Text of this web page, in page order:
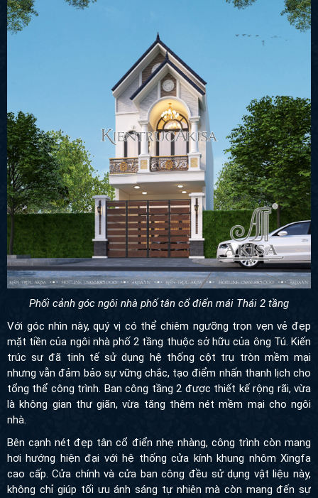
Phối cảnh góc ngôi nhà phố tân cổ điển mái Thái 2 tầng
Với góc nhìn này, quý vị có thể chiêm ngưỡng trọn vẹn vẻ đẹp
mặt tiền của ngôi nhà phố 2 tầng thuộc sở hữu của ông Tú. Kiến
trúc sư đã tinh tế sử dụng hệ thống cột trụ tròn mềm mại
nhưng vẫn đảm bảo sự vững chắc, tạo điểm nhấn thanh lịch cho
tổng thể công trình. Ban công tầng 2 được thiết kế rộng rãi, vừa
là không gian thư giãn, vừa tăng thêm nét mềm mại cho ngôi
nhà.
Bên cạnh nét đẹp tân cổ điển nhẹ nhàng, công trình còn mang
hơi hướng hiện đại với hệ thống cửa kính khung nhôm Xingfa
cao cấp. Cửa chính và cửa ban công đều sử dụng vật liệu này,
không chỉ giúp tối ưu ánh sáng tự nhiên mà còn mang đến sự